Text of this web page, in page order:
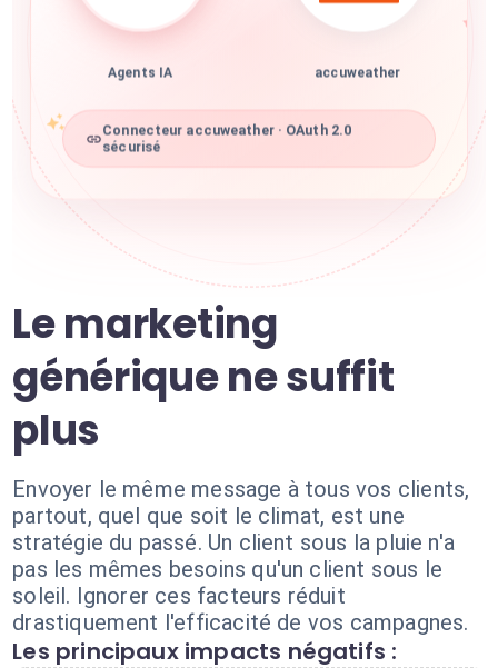
Agents IA accuweather
Connecteur accuweather · OAuth 2.0
sécurisé
Le marketing
générique ne suffit
plus
Envoyer le même message à tous vos clients,
partout, quel que soit le climat, est une
stratégie du passé. Un client sous la pluie n'a
pas les mêmes besoins qu'un client sous le
soleil. Ignorer ces facteurs réduit
drastiquement l'efficacité de vos campagnes.
Les principaux impacts négatifs :